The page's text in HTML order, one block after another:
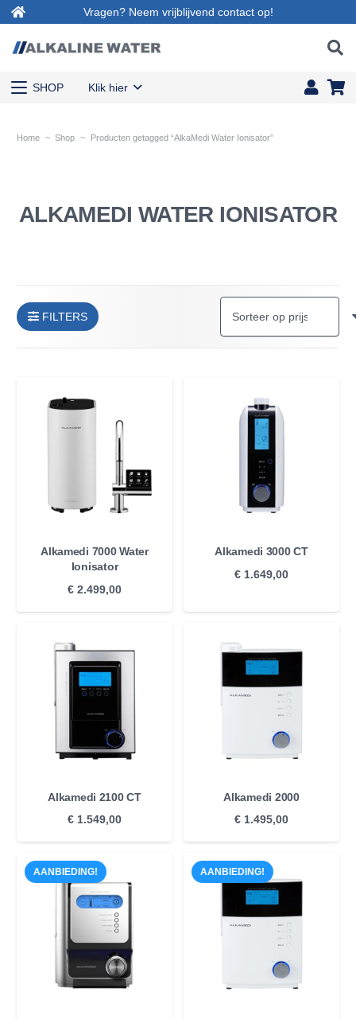
Vragen? Neem vrijblijvend contact op!
SHOP Klik hier
Home ~ Shop ~ Producten getagged “AlkaMedi Water Ionisator”
ALKAMEDI WATER IONISATOR
FILTERS
Alkamedi 7000 Water
Ionisator
€ 2.499,00
Alkamedi 3000 CT
€ 1.649,00
Alkamedi 2100 CT
€ 1.549,00
Alkamedi 2000
€ 1.495,00
AANBIEDING! AANBIEDING!